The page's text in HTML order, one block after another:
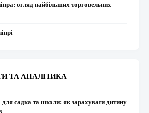
огляд найбільших торговельних
ТА АНАЛІТИКА
для садка та школи: як зарахувати дитину